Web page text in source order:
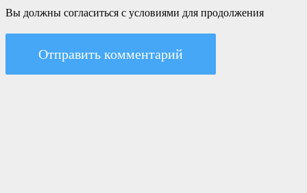
Вы должны согласиться с условиями для продолжения
Отправить комментарий